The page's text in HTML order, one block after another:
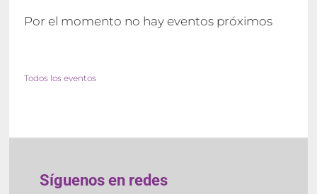
Por el momento no hay eventos próximos
Todos los eventos
Síguenos en redes